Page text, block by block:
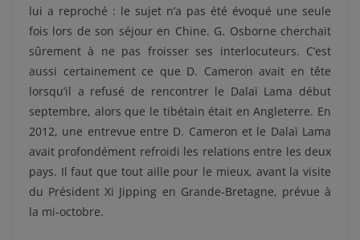
lui a reproché : le sujet n’a pas été évoqué une seule
fois lors de son séjour en Chine. G. Osborne cherchait
sûrement à ne pas froisser ses interlocuteurs. C’est
aussi certainement ce que D. Cameron avait en tête
lorsqu’il a refusé de rencontrer le Dalaï Lama début
septembre, alors que le tibétain était en Angleterre. En
2012, une entrevue entre D. Cameron et le Dalaï Lama
avait profondément refroidi les relations entre les deux
pays. Il faut que tout aille pour le mieux, avant la visite
du Président Xi Jipping en Grande-Bretagne, prévue à
la mi-octobre.